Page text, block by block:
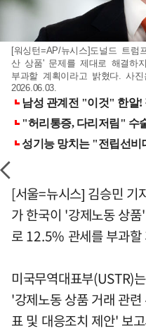
[워싱턴=AP/뉴시스]도널드 트
산 상품' 문제를 제대로 해결하
부과할 계획이라고 밝혔다. 사
2026.06.03.
[서울=뉴시스] 김승민 기
가 한국이 '강제노동 상
로 12.5% 관세를 부과할
미국무역대표부(USTR)
'강제노동 상품 거래 관
표 및 대응조치 제안' 보